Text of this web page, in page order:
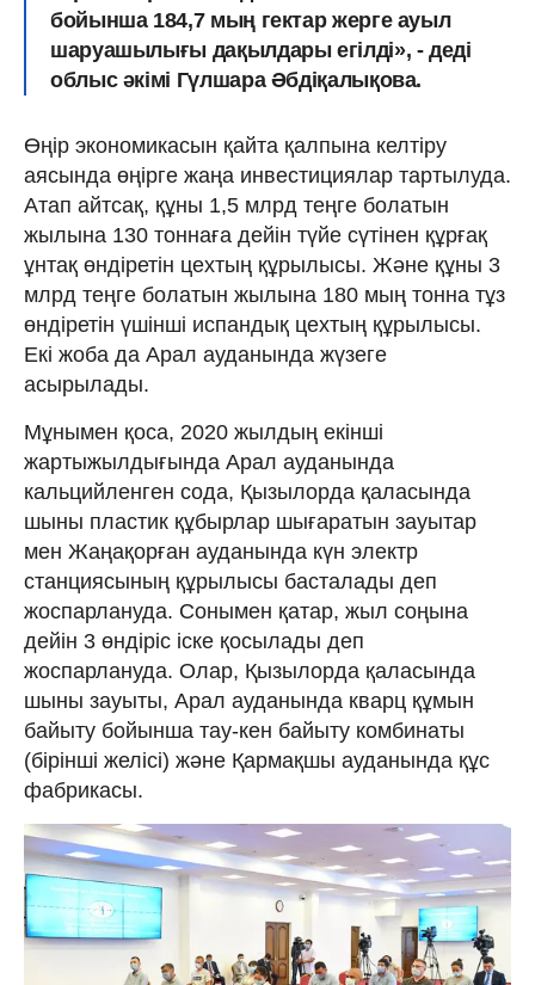
бойынша 184,7 мың гектар жерге ауыл
шаруашылығы дақылдары егілді», - деді
облыс әкімі Гүлшара Әбдіқалықова.
Өңір экономикасын қайта қалпына келтіру
аясында өңірге жаңа инвестициялар тартылуда.
Атап айтсақ, құны 1,5 млрд теңге болатын
жылына 130 тоннаға дейін түйе сүтінен құрғақ
ұнтақ өндіретін цехтың құрылысы. Және құны 3
млрд теңге болатын жылына 180 мың тонна тұз
өндіретін үшінші испандық цехтың құрылысы.
Екі жоба да Арал ауданында жүзеге
асырылады.
Мұнымен қоса, 2020 жылдың екінші
жартыжылдығында Арал ауданында
кальцийленген сода, Қызылорда қаласында
шыны пластик құбырлар шығаратын зауытар
мен Жаңақорған ауданында күн электр
станциясының құрылысы басталады деп
жоспарлануда. Сонымен қатар, жыл соңына
дейін 3 өндіріс іске қосылады деп
жоспарлануда. Олар, Қызылорда қаласында
шыны зауыты, Арал ауданында кварц құмын
байыту бойынша тау-кен байыту комбинаты
(бірінші желісі) және Қармақшы ауданында құс
фабрикасы.